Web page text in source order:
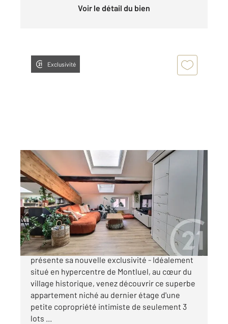
Voir le détail du bien
Exclusivité
MONTLUEL 01
54,57 m2 , 2 pièces
Ref : 9935
Appartement F1 Bis à vendre
147 500 €
CENTURY 21 BDE Immo La Côtière vous
présente sa nouvelle exclusivité - Idéalement
situé en hypercentre de Montluel, au cœur du
village historique, venez découvrir ce superbe
appartement niché au dernier étage d'une
petite copropriété intimiste de seulement 3
lots ...